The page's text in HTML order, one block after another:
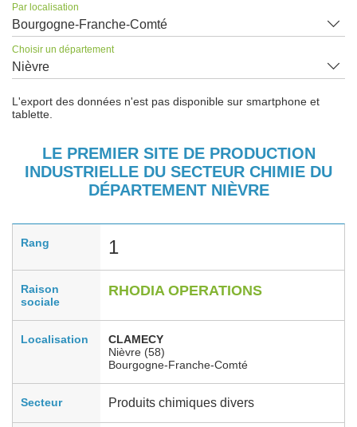
Par localisation
Bourgogne-Franche-Comté
Choisir un département
Nièvre
L'export des données n'est pas disponible sur smartphone et
tablette.
LE PREMIER SITE DE PRODUCTION
INDUSTRIELLE DU SECTEUR CHIMIE DU
DÉPARTEMENT NIÈVRE
Rang 1
Raison
sociale
RHODIA OPERATIONS
Localisation
CLAMECY
Nièvre (58)
Bourgogne-Franche-Comté
Secteur Produits chimiques divers